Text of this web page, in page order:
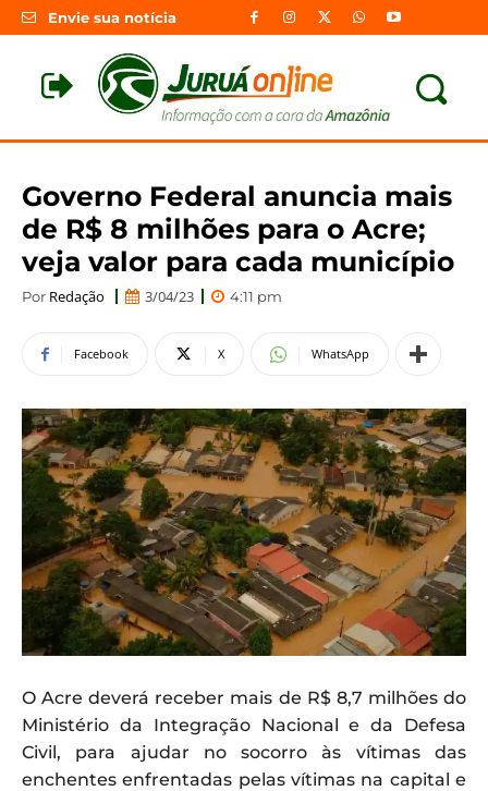
Envie sua notícia
Governo Federal anuncia mais
de R$ 8 milhões para o Acre;
veja valor para cada município
Por Redação 3/04/23 4:11 pm
Facebook X WhatsApp
O Acre deverá receber mais de R$ 8,7 milhões do
Ministério da Integração Nacional e da Defesa
Civil, para ajudar no socorro às vítimas das
enchentes enfrentadas pelas vítimas na capital e